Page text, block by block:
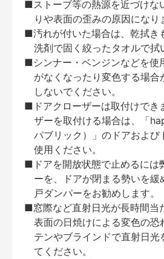
■ストーブ等の熱源を近づけな
りや表面の歪みの原因になり
■汚れが付いた場合は、乾拭き
洗剤で固く絞ったタオルで拭
■シンナー・ベンジンなどを使
がなくなったり変色する場合
しないでください。
■ドアクローザーは取付けでき
ザーを取付ける場合は、「
パブリック）」のドアおよび
使用ください。
■ドアを開放状態で止めるには
ーを、ドアが閉まる勢いを緩
戸ダンパーをお勧めします。
■窓際など直射日光が長時間当
表面の日焼けによる変色の恐
テンやブラインドで直射日光
てください。